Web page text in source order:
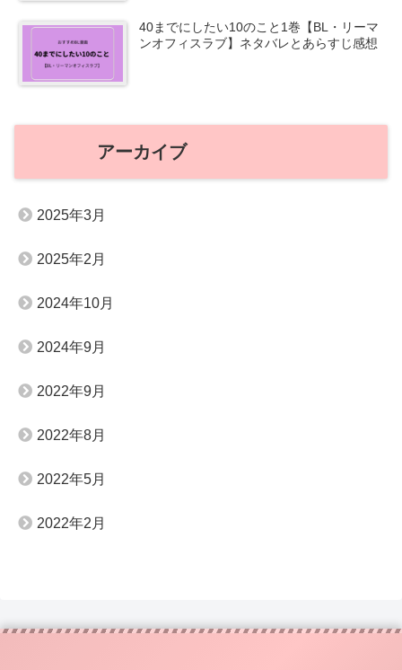
40までにしたい10のこと1巻【BL・リーマ
ンオフィスラブ】ネタバレとあらすじ感想
アーカイブ
2025年3月
2025年2月
2024年10月
2024年9月
2022年9月
2022年8月
2022年5月
2022年2月